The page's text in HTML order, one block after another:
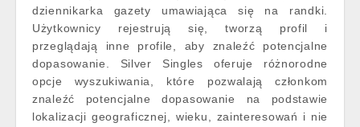
dziennikarka gazety umawiająca się na randki.
Użytkownicy rejestrują się, tworzą profil i
przeglądają inne profile, aby znaleźć potencjalne
dopasowanie. Silver Singles oferuje różnorodne
opcje wyszukiwania, które pozwalają członkom
znaleźć potencjalne dopasowanie na podstawie
lokalizacji geograficznej, wieku, zainteresowań i nie